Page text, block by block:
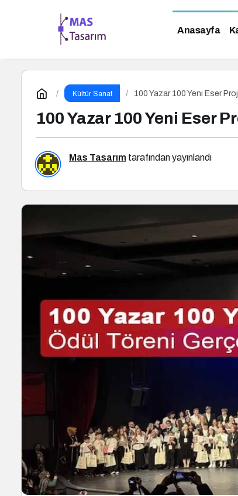
Anasayfa
Kültür Sanat 100 Yazar 100 Yeni Eser
100 Yazar 100 Yeni Eser
Mas Tasarım tarafından yayınlandı